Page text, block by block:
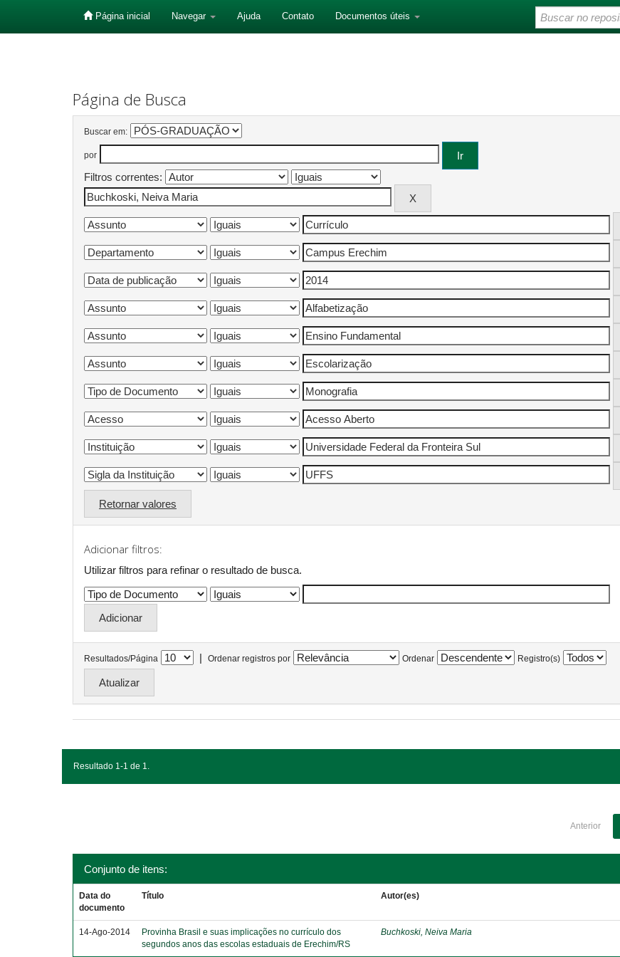
Página inicial Navegar Ajuda Contato Documentos úteis
Página de Busca
Buscar em:
por
Filtros correntes:
Retornar valores
Adicionar filtros:
Utilizar filtros para refinar o resultado de busca.
Resultados/Página | Ordenar registros por Ordenar Registro(s)
Resultado 1-1 de 1.
Anterior
Conjunto de itens:
Data do
documento
Título Autor(es)
14-Ago-2014
Provinha Brasil e suas implicações no currículo dos
segundos anos das escolas estaduais de Erechim/RS
Buchkoski, Neiva Maria